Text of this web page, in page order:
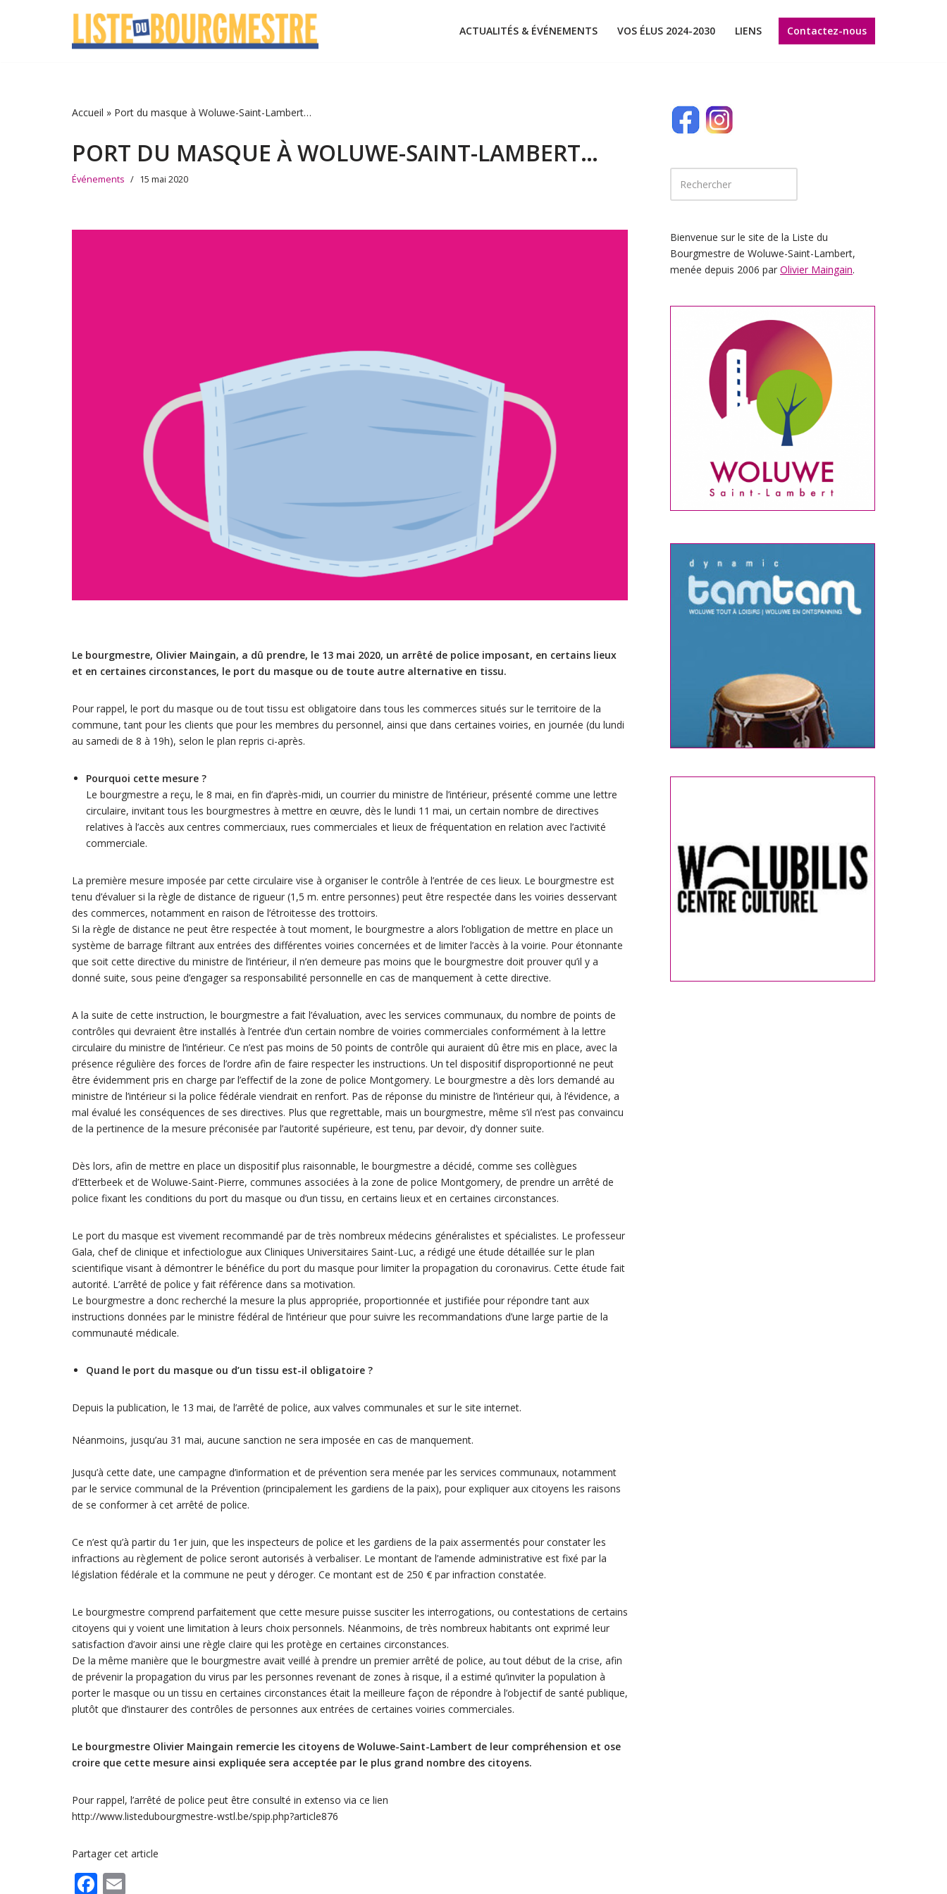
ACTUALITÉS & ÉVÉNEMENTS VOS ÉLUS 2024-2030 LIENS Contactez-nous
Accueil » Port du masque à Woluwe-Saint-Lambert…
PORT DU MASQUE À WOLUWE-SAINT-LAMBERT…
Événements 15 mai 2020
Le bourgmestre, Olivier Maingain, a dû prendre, le 13 mai 2020, un arrêté de police imposant, en certains lieux
et en certaines circonstances, le port du masque ou de toute autre alternative en tissu.
Pour rappel, le port du masque ou de tout tissu est obligatoire dans tous les commerces situés sur le territoire de la
commune, tant pour les clients que pour les membres du personnel, ainsi que dans certaines voiries, en journée (du lundi
au samedi de 8 à 19h), selon le plan repris ci-après.
Pourquoi cette mesure ?
Le bourgmestre a reçu, le 8 mai, en fin d’après-midi, un courrier du ministre de l’intérieur, présenté comme une lettre
circulaire, invitant tous les bourgmestres à mettre en œuvre, dès le lundi 11 mai, un certain nombre de directives
relatives à l’accès aux centres commerciaux, rues commerciales et lieux de fréquentation en relation avec l’activité
commerciale.
La première mesure imposée par cette circulaire vise à organiser le contrôle à l’entrée de ces lieux. Le bourgmestre est
tenu d’évaluer si la règle de distance de rigueur (1,5 m. entre personnes) peut être respectée dans les voiries desservant
des commerces, notamment en raison de l’étroitesse des trottoirs.
Si la règle de distance ne peut être respectée à tout moment, le bourgmestre a alors l’obligation de mettre en place un
système de barrage filtrant aux entrées des différentes voiries concernées et de limiter l’accès à la voirie. Pour étonnante
que soit cette directive du ministre de l’intérieur, il n’en demeure pas moins que le bourgmestre doit prouver qu’il y a
donné suite, sous peine d’engager sa responsabilité personnelle en cas de manquement à cette directive.
A la suite de cette instruction, le bourgmestre a fait l’évaluation, avec les services communaux, du nombre de points de
contrôles qui devraient être installés à l’entrée d’un certain nombre de voiries commerciales conformément à la lettre
circulaire du ministre de l’intérieur. Ce n’est pas moins de 50 points de contrôle qui auraient dû être mis en place, avec la
présence régulière des forces de l’ordre afin de faire respecter les instructions. Un tel dispositif disproportionné ne peut
être évidemment pris en charge par l’effectif de la zone de police Montgomery. Le bourgmestre a dès lors demandé au
ministre de l’intérieur si la police fédérale viendrait en renfort. Pas de réponse du ministre de l’intérieur qui, à l’évidence, a
mal évalué les conséquences de ses directives. Plus que regrettable, mais un bourgmestre, même s’il n’est pas convaincu
de la pertinence de la mesure préconisée par l’autorité supérieure, est tenu, par devoir, d’y donner suite.
Dès lors, afin de mettre en place un dispositif plus raisonnable, le bourgmestre a décidé, comme ses collègues
d’Etterbeek et de Woluwe-Saint-Pierre, communes associées à la zone de police Montgomery, de prendre un arrêté de
police fixant les conditions du port du masque ou d’un tissu, en certains lieux et en certaines circonstances.
Le port du masque est vivement recommandé par de très nombreux médecins généralistes et spécialistes. Le professeur
Gala, chef de clinique et infectiologue aux Cliniques Universitaires Saint-Luc, a rédigé une étude détaillée sur le plan
scientifique visant à démontrer le bénéfice du port du masque pour limiter la propagation du coronavirus. Cette étude fait
autorité. L’arrêté de police y fait référence dans sa motivation.
Le bourgmestre a donc recherché la mesure la plus appropriée, proportionnée et justifiée pour répondre tant aux
instructions données par le ministre fédéral de l’intérieur que pour suivre les recommandations d’une large partie de la
communauté médicale.
Quand le port du masque ou d’un tissu est-il obligatoire ?
Depuis la publication, le 13 mai, de l’arrêté de police, aux valves communales et sur le site internet.
Néanmoins, jusqu’au 31 mai, aucune sanction ne sera imposée en cas de manquement.
Jusqu’à cette date, une campagne d’information et de prévention sera menée par les services communaux, notamment
par le service communal de la Prévention (principalement les gardiens de la paix), pour expliquer aux citoyens les raisons
de se conformer à cet arrêté de police.
Ce n’est qu’à partir du 1er juin, que les inspecteurs de police et les gardiens de la paix assermentés pour constater les
infractions au règlement de police seront autorisés à verbaliser. Le montant de l’amende administrative est fixé par la
législation fédérale et la commune ne peut y déroger. Ce montant est de 250 € par infraction constatée.
Le bourgmestre comprend parfaitement que cette mesure puisse susciter les interrogations, ou contestations de certains
citoyens qui y voient une limitation à leurs choix personnels. Néanmoins, de très nombreux habitants ont exprimé leur
satisfaction d’avoir ainsi une règle claire qui les protège en certaines circonstances.
De la même manière que le bourgmestre avait veillé à prendre un premier arrêté de police, au tout début de la crise, afin
de prévenir la propagation du virus par les personnes revenant de zones à risque, il a estimé qu’inviter la population à
porter le masque ou un tissu en certaines circonstances était la meilleure façon de répondre à l’objectif de santé publique,
plutôt que d’instaurer des contrôles de personnes aux entrées de certaines voiries commerciales.
Le bourgmestre Olivier Maingain remercie les citoyens de Woluwe-Saint-Lambert de leur compréhension et ose
croire que cette mesure ainsi expliquée sera acceptée par le plus grand nombre des citoyens.
Pour rappel, l’arrêté de police peut être consulté in extenso via ce lien
http://www.listedubourgmestre-wstl.be/spip.php?article876
Partager cet article
F
Bienvenue sur le site de la Liste du
Bourgmestre de Woluwe-Saint-Lambert,
menée depuis 2006 par Olivier Maingain.